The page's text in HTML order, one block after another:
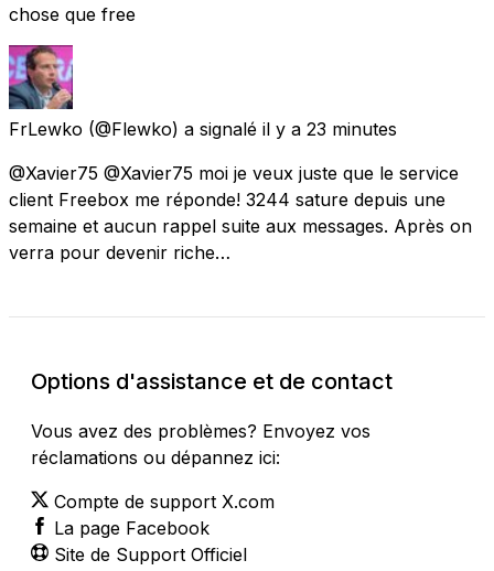
chose que free
FrLewko (@Flewko) a signalé il y a 23 minutes
@Xavier75 @Xavier75 moi je veux juste que le service
client Freebox me réponde! 3244 sature depuis une
semaine et aucun rappel suite aux messages. Après on
verra pour devenir riche…
Options d'assistance et de contact
Vous avez des problèmes? Envoyez vos
réclamations ou dépannez ici:
Compte de support X.com
La page Facebook
Site de Support Officiel